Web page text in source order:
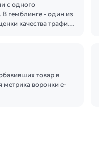
с одного
В гемблинге - один из
качества трафи…
товар в
метрика воронки e-